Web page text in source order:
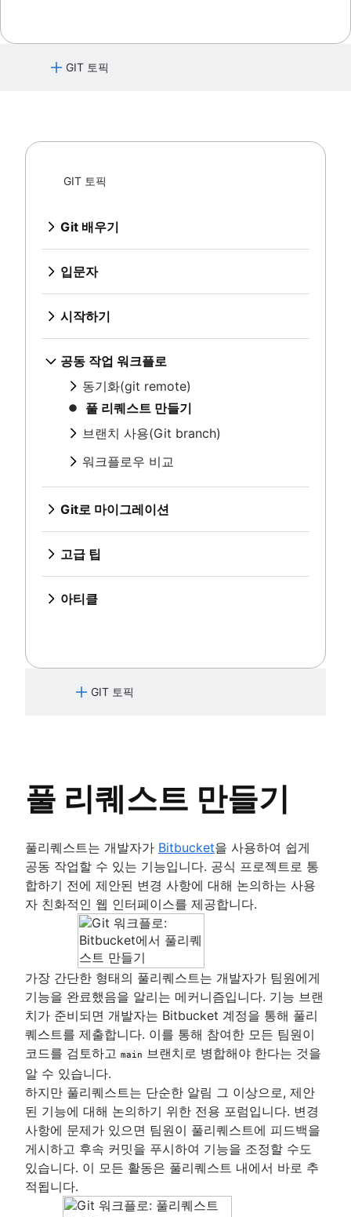
마이그레이션
참조 및 Reflog
Git submodules
Git bash
Gitk
Git-show
칭 모델을 선택한 이유
GIT 토픽
Bitbucket Cloud로 브랜칭 알아보기
아보기
입문자
버전 제어란
Git이 조직에 필요한 이유
Git 설치
Git SSH
Git archive
GitOps
Git 치트 시트
리포지토리 설정
개요
git init
git 별칭
개요
Git 커밋
git diff
git tag
git blame
변경 내용 실행 취소
git revert
git reset
git rm
기록 다시 쓰기
개요
git rebase
git reflog
공동 작업 워크플로
동기화(git remote)
개요
git fetch
풀 리퀘스트 만들기
브랜치 사용(Git branch)
개요
Git 체크아웃
충돌 병합하기
병합 전략
개요
기능 브랜치 워크플로
Gitflow 워크플로
Git로 마이그레이션
SVN에서 Git까지, 마이그레이션 준비
SVN에서 Git으로 마이그레이션
개요
동기화
공유
마이그레이션
Perforce부터 Git까지 - 변화를 만드는 이유
기록이 있는 Git 리포지토리를 이동하는 방법
고급 Git 로그
Git Hooks
참조 및 Reflog
Git submodules
Git 하위 트리
Git의 대규모 리포지토리
Git prune
Git bash
아티클
Git으로 전환할 때 Maven 종속성 다루기
Git 또는 SVN? Nuance Healthcare가 Git 브랜칭 모델
을 선택한 이유
Git 포크 및 업스트림: 방법 및 유용한 팁
GIT 토픽
Git 배우기
Git 명령
Bitbucket Cloud에서 Git에 대해 알아
보기
알아보기
Bitbucket Cloud로 브랜칭 알아보기
Bitbucket Cloud로 변경 사항을 실행 취
소하는 방법 알아보기
입문자
버전 제어란
소스 코드 관리
Git이란
Git 설치
Git SSH
Git archive
Git 치트 시트
시작하기
리포지토리 설정
개요
git init
git clone
git config
git 별칭
변경 사항 저장(Git add)
개요
Git 커밋
git diff
git stash
.gitignore
리포지토리 검사
개요
git tag
git blame
변경 내용 실행 취소
개요
git clean
git revert
git reset
git rm
기록 다시 쓰기
git rebase
git reflog
공동 작업 워크플로
동기화(git remote)
개요
git fetch
Git 푸시
git pull
풀 리퀘스트 만들기
브랜치 사용(Git branch)
Git 체크아웃
Git 병합
충돌 병합하기
병합 전략
워크플로우 비교
Gitflow 워크플로
포킹 워크플로
Git로 마이그레이션
SVN에서 Git까지, 마이그레이션 준비
SVN에서 Git으로 마이그레이션
개요
마이그레이션
Perforce부터 Git까지 - 변화를 만드는
이유
플로
기록이 있는 Git 리포지토리를 이동하는
고급 팁
개요
병합과 기준 재지정(rebase) 비교
참조 및 Reflog
Git submodules
Git bash
dot 파일 저장하는 방법
Gitk
Git-show
아티클
Git 및 프로젝트 종속성
GIT 토픽
Bitbucket Cloud에서 코드 리뷰에 대해 알아보기
Bitbucket Cloud로 브랜칭 알아보기
아보기
입문자
버전 제어란
Git이란
Git이 조직에 필요한 이유
Git 설치
Git SSH
Git archive
GitOps
Git 치트 시트
리포지토리 설정
개요
git init
git clone
git config
git 별칭
변경 사항 저장(Git add)
개요
Git 커밋
git diff
git stash
.gitignore
리포지토리 검사
개요
git tag
git blame
변경 내용 실행 취소
개요
git clean
git revert
git reset
git rm
기록 다시 쓰기
개요
git rebase
git reflog
공동 작업 워크플로
동기화(git remote)
개요
git fetch
Git 푸시
git pull
풀 리퀘스트 만들기
브랜치 사용(Git branch)
개요
Git 체크아웃
Git 병합
충돌 병합하기
병합 전략
워크플로우 비교
개요
기능 브랜치 워크플로
Gitflow 워크플로
포킹 워크플로
Git로 마이그레이션
SVN에서 Git까지, 마이그레이션 준비
SVN에서 Git으로 마이그레이션
개요
준비
전환
동기화
공유
마이그레이션
Perforce부터 Git까지 - 변화를 만드는 이유
Perforce에서 Git으로 마이그레이션하기
Git 및 Perforce로 작업하기: 통합 워크플로
기록이 있는 Git 리포지토리를 이동하는 방법
고급 팁
개요
병합과 기준 재지정(rebase) 비교
재설정, 체크아웃, 되돌리기
고급 Git 로그
Git Hooks
참조 및 Reflog
Git submodules
아티클
Git으로 전환할 때 Maven 종속성 다루기
풀리퀘스트 숙련도: 가져오기 기능 활용하기!
Git 및 프로젝트 종속성
Git 또는 SVN? Nuance Healthcare가 Git 브랜칭
을 선택한 이유
풀 리퀘스트 만들기
풀리퀘스트는 개발자가 Bitbucket을 사용하여 쉽게
공동 작업할 수 있는 기능입니다. 공식 프로젝트로 통
합하기 전에 제안된 변경 사항에 대해 논의하는 사용
자 친화적인 웹 인터페이스를 제공합니다.
가장 간단한 형태의 풀리퀘스트는 개발자가 팀원에게
기능을 완료했음을 알리는 메커니즘입니다. 기능 브랜
치가 준비되면 개발자는 Bitbucket 계정을 통해 풀리
퀘스트를 제출합니다. 이를 통해 참여한 모든 팀원이
코드를 검토하고 main
브랜치로 병합해야 한다는 것을
알 수 있습니다.
하지만 풀리퀘스트는 단순한 알림 그 이상으로, 제안
된 기능에 대해 논의하기 위한 전용 포럼입니다. 변경
사항에 문제가 있으면 팀원이 풀리퀘스트에 피드백을
게시하고 후속 커밋을 푸시하여 기능을 조정할 수도
있습니다. 이 모든 활동은 풀리퀘스트 내에서 바로 추
적됩니다.